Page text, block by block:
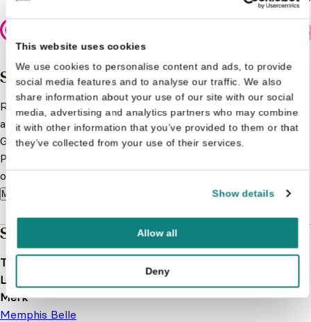
This website uses cookies
We use cookies to personalise content and ads, to provide
social media features and to analyse our traffic. We also
share information about your use of our site with our social
media, advertising and analytics partners who may combine
it with other information that you’ve provided to them or that
they’ve collected from your use of their services.
Show details
Allow all
Deny
Samenvatting
Robocar Poli en zijn vrienden maken de meest spannende
avonturen mee!
Geen uitdaging is te groot voor het reddingsteam. Help jij
Poli, Amber, Heli, Roy en de rest met alle geweldige
opdrachten in dit boek? Veel plezier!
Meer lezen
Specificaties
Taal
Leeftijd
Merk
Memphis Belle